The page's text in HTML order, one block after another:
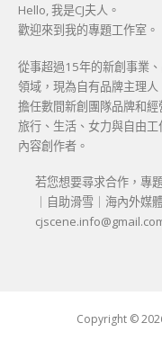
Hello, 我是CJ夫人。
歡迎來到我的專題工作室。
從事超過15年的新創事業
領域，現為自有品牌主理
擔任數間新創團隊品牌和
旅行、生活、女力與自由
內容創作者。
若您想要尋求合作，專
｜自助滑雪｜海內外媒
Copyright ©